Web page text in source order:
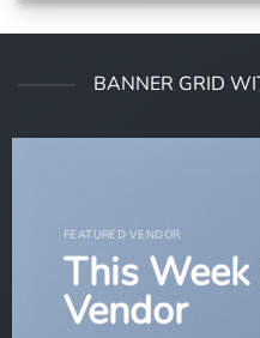
BANNER GRID
FEATURED VENDOR
This Week
Vendor